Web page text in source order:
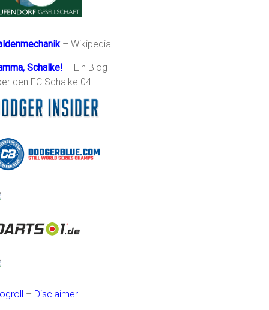
– Wikipedia
Schalke! – Ein Blog
den FC Schalke 04
– Disclaimer